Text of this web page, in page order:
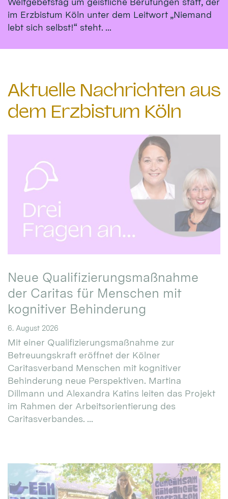
im Erzbistum Köln unter dem Leitwort „Niemand
lebt sich selbst!“ steht. ...
Aktuelle Nachrichten aus
dem Erzbistum Köln
Neue Qualifizierungsmaßnahme
der Caritas für Menschen mit
kognitiver Behinderung
6. August 2026
Mit einer Qualifizierungsmaßnahme zur
Betreuungskraft eröffnet der Kölner
Caritasverband Menschen mit kognitiver
Behinderung neue Perspektiven. Martina
Dillmann und Alexandra Katins leiten das Projekt
im Rahmen der Arbeitsorientierung des
Caritasverbandes. ...